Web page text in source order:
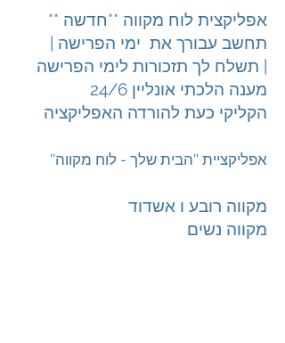
אפליקצית לוח מקווה **חדשה **
תחשב עבורך את ימי הפרישה |
תשלח לך תזכורות לימי הפרישה |
מענה הלכתי אונליין 24/6
הקליקי כעת להורדה האפליקציה
''אפליקציית ''הבית שלך - לוח מקווה
מקווה רובע ו אשדוד
מקווה נשים